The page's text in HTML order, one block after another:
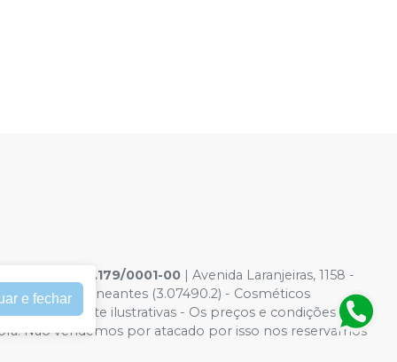
05.738.179/0001-00 | Avenida Laranjeiras, 1158 -
- Saneantes (3.07490.2) - Cosméticos
meramente ilustrativas - Os preços e condições da
Não vendemos por atacado por isso nos reservamos
e fechar